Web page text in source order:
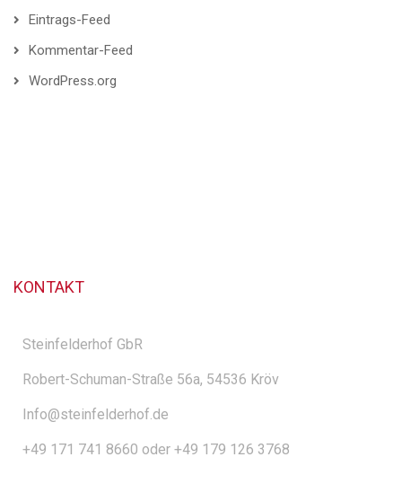
Eintrags-Feed
Kommentar-Feed
WordPress.org
KONTAKT
Steinfelderhof GbR
Robert-Schuman-Straße 56a, 54536 Kröv
Info@steinfelderhof.de
+49 171 741 8660 oder +49 179 126 3768